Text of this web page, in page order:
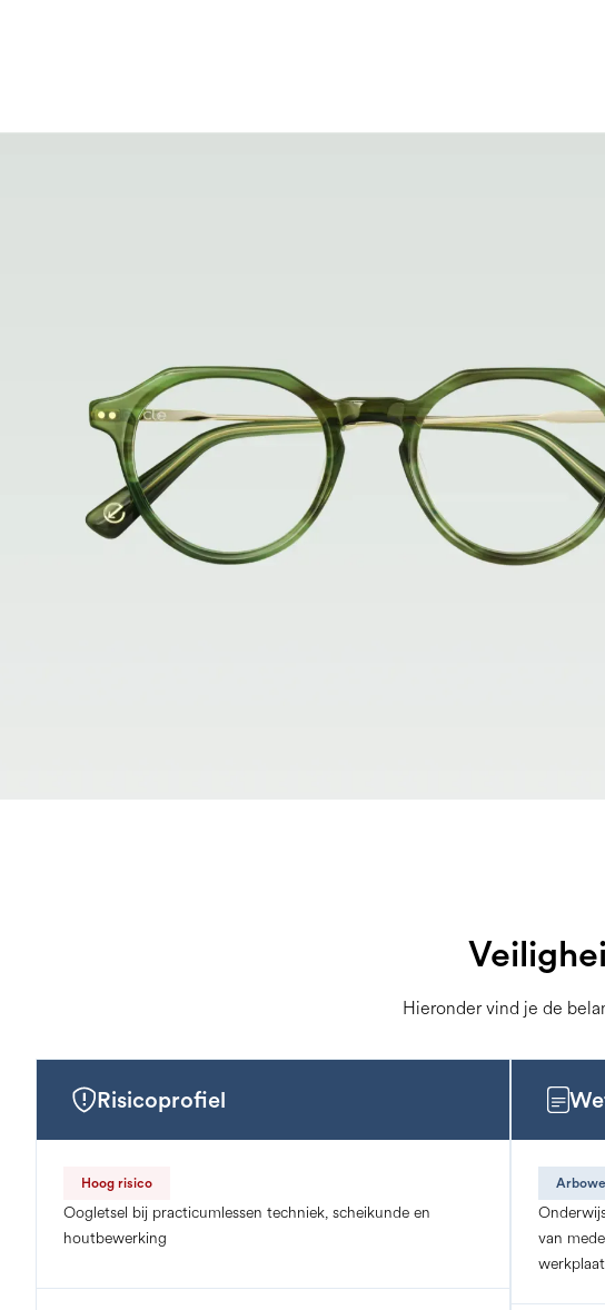
Hieronder vind je de
Risicoprofiel
Hoog risico
Oogletsel bij practicumlessen techniek, scheikunde en
houtbewerking
van